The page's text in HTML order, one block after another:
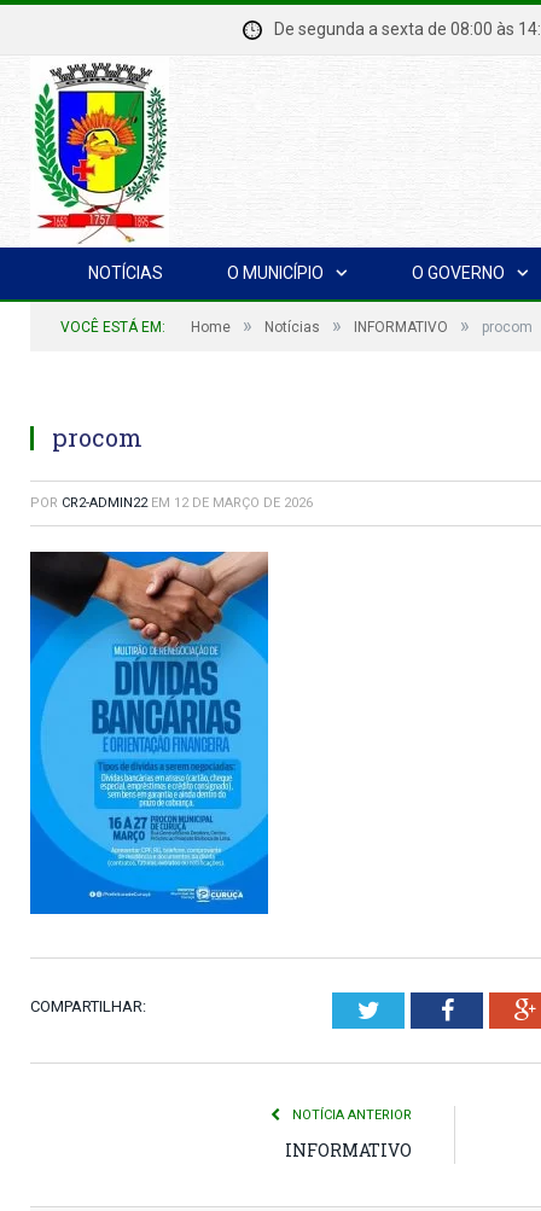
De segunda a sexta de 08:00
NOTÍCIAS O MUNICÍPIO O GOVERNO
VOCÊ ESTÁ EM: Home » Notícias » INFORMATIVO » procom
procom
POR CR2-ADMIN22 EM 12 DE MARÇO DE 2026
COMPARTILHAR: Twitter
NOTÍCIA ANTERIOR
INFORMATIVO